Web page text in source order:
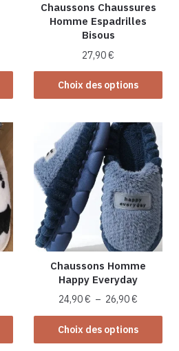
Chaussons Chaussures
Homme Espadrilles
Bisous
27,90€
Choix des options
Ce
produit
plusieurs
variations.
Les
options
peuvent
être
choisies
sur
la
page
du
produit
Chaussons Homme
Happy Everyday
24,90€ – 26,90€
de
prix :
24,90 €
Choix des options
Ce
produit